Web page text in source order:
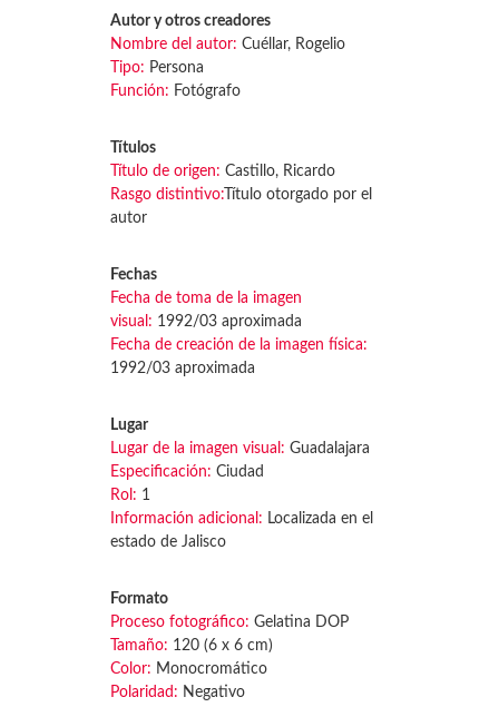
Autor y otros creadores
Nombre del autor: Cuéllar, Rogelio
Tipo: Persona
Función: Fotógrafo
Títulos
Título de origen: Castillo, Ricardo
Rasgo distintivo: Título otorgado por el
autor
Fechas
Fecha de toma de la imagen
visual: 1992/03 aproximada
Fecha de creación de la imagen física:
1992/03 aproximada
Lugar
Lugar de la imagen visual: Guadalajara
Especificación: Ciudad
Rol: 1
Información adicional: Localizada en el
estado de Jalisco
Formato
Proceso fotográfico: Gelatina DOP
Tamaño: 120 (6 x 6 cm)
Color: Monocromático
Polaridad: Negativo